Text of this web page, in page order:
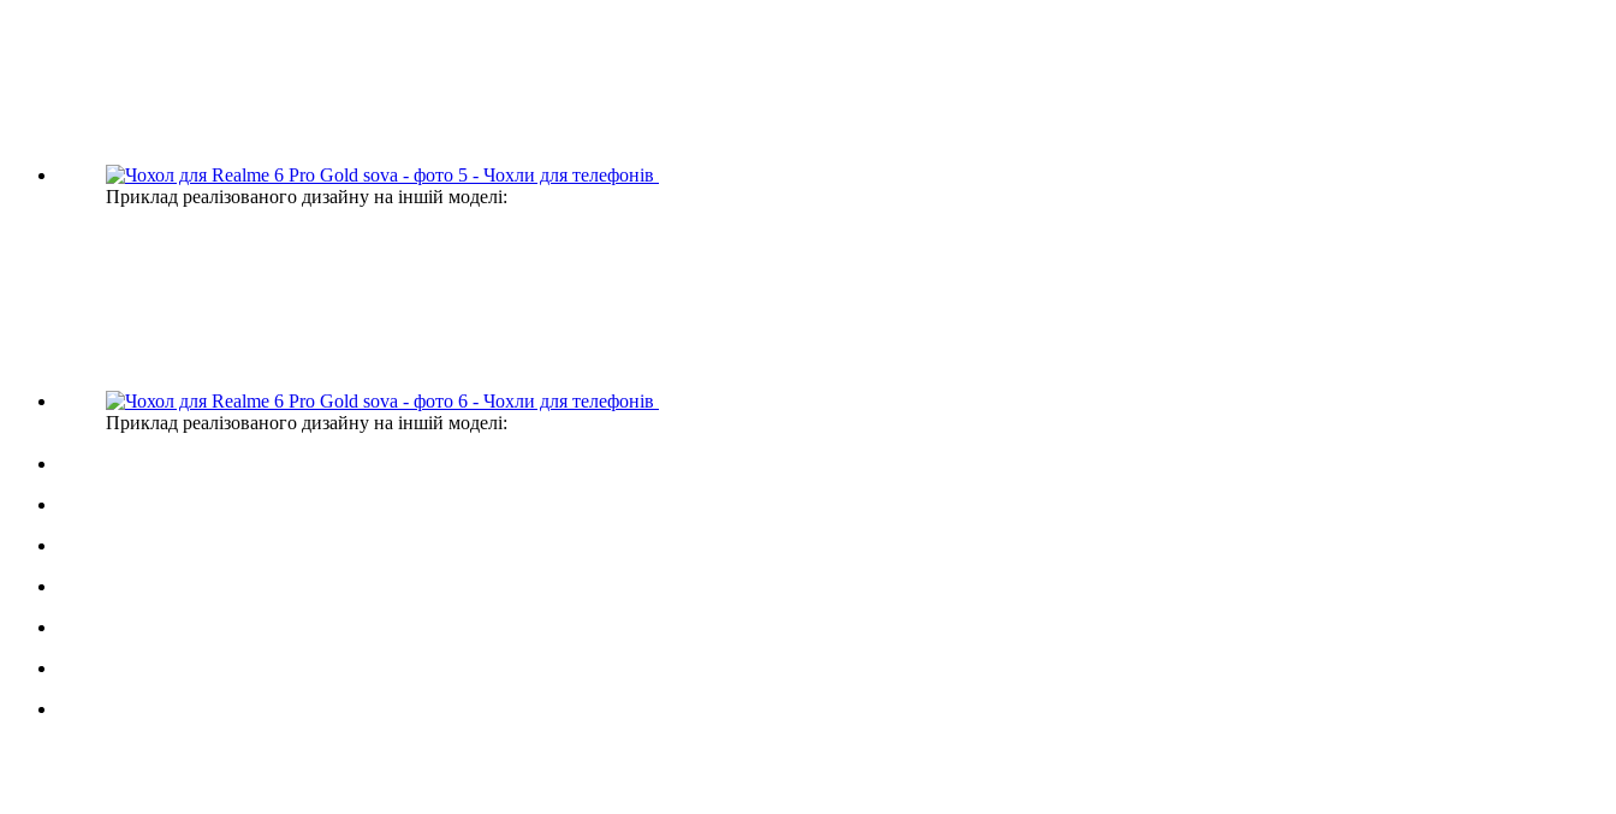
Приклад реалізованого дизайну на іншій моделі:
Приклад реалізованого дизайну на іншій моделі: